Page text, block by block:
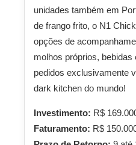
unidades também em
de frango frito, o N1
opções de
molhos próprios,
pedidos exclusivamente
dark kitchen do mundo!
Investimento: R$
Faturamento: R$